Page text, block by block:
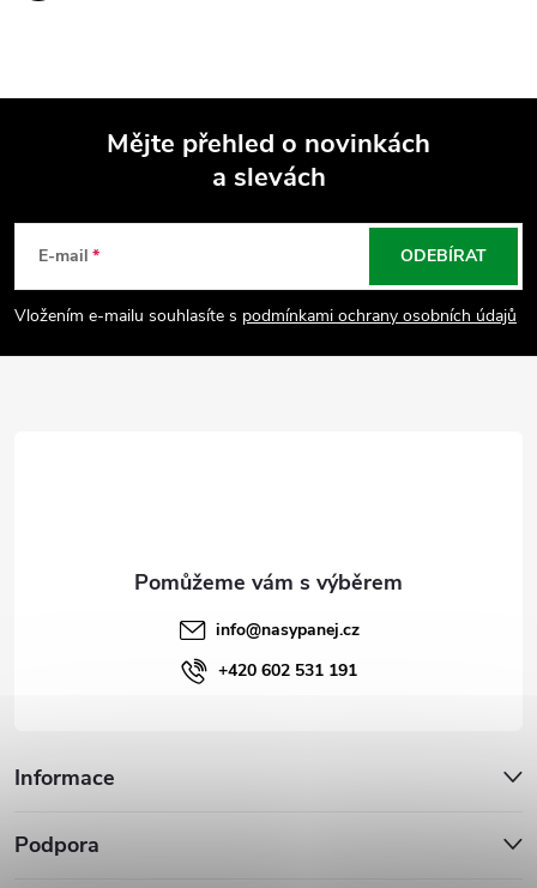
p
a
Mějte přehled o novinkách
a slevách
E-mail
Vložením e-mailu souhlasíte s podmínkami ochrany osobních údajů
ODEBÍRAT
Informace
Podpora
info@nasypanej.cz
+420 602 531 191